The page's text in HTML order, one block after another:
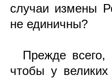
случаи измены
не единичны?
Прежде всего,
чтобы у